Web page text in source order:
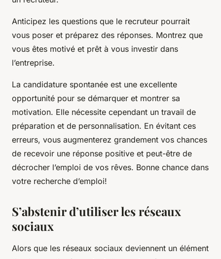
Anticipez les questions que le recruteur pourrait
vous poser et préparez des réponses. Montrez que
vous êtes motivé et prêt à vous investir dans
l’entreprise.
La candidature spontanée est une excellente
opportunité pour se démarquer et montrer sa
motivation. Elle nécessite cependant un travail de
préparation et de personnalisation. En évitant ces
erreurs, vous augmenterez grandement vos chances
de recevoir une réponse positive et peut-être de
décrocher l’emploi de vos rêves. Bonne chance dans
votre recherche d’emploi!
S’abstenir d’utiliser les réseaux
sociaux
Alors que les réseaux sociaux deviennent un élément